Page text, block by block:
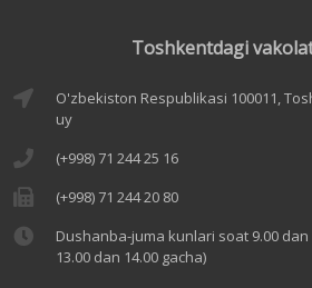
Toshkentdagi
O'zbekiston Respublikasi 100011,
uy
(+998) 71 244 25 16
(+998) 71 244 20 80
Dushanba-juma kunlari soat 9.00
13.00 dan 14.00 gacha)